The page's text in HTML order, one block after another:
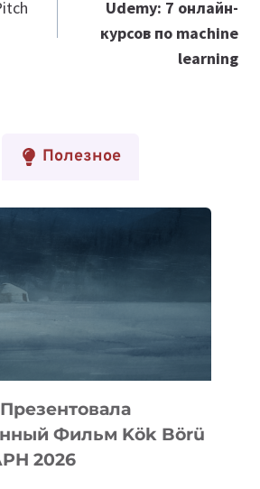
Udemy: 7 онлайн-
курсов по machine
learning
Полезное
Фильм Kök Börü
2026